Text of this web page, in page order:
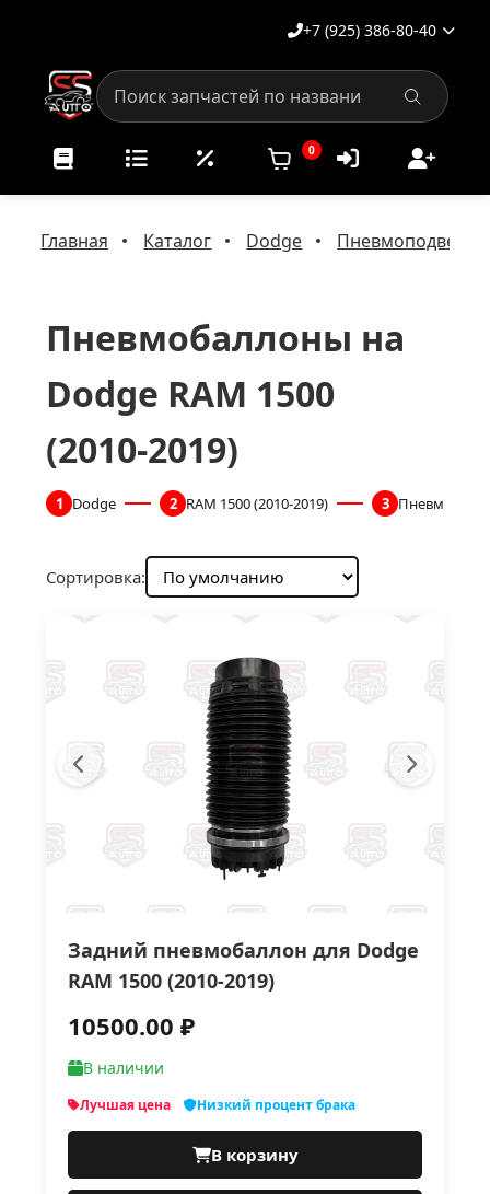
+7 (925) 386-80-40
0
Главная Каталог Dodge Пневмоподвеска
Пневмобаллоны на
Dodge RAM 1500
(2010-2019)
1 Dodge 2 RAM 1500 (2010-2019) 3
Сортировка:
Задний пневмобаллон для Dodge
RAM 1500 (2010-2019)
10500.00 ₽
В наличии
Лучшая цена Низкий процент брака
В корзину